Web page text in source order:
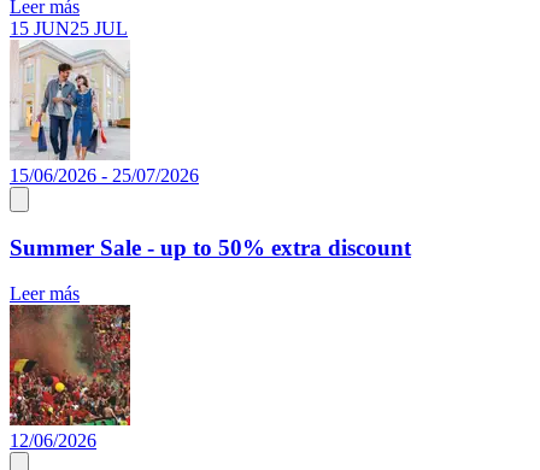
Leer más
15 JUN25 JUL
15/06/2026 - 25/07/2026
Summer Sale - up to 50% extra discount
Leer más
12/06/2026